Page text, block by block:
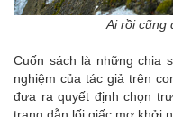
Ai rồi cũng
Cuốn sách là những chia
nghiệm của tác giả trên
đưa ra quyết định chọn